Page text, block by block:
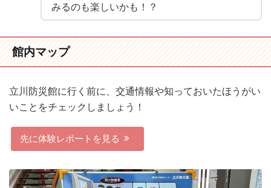
みるのも楽しいかも！？
館内マップ
立川防災館に行く前に、交通情報や知っておいたほうがい
いことをチェックしましょう！
先に体験レポートを見る